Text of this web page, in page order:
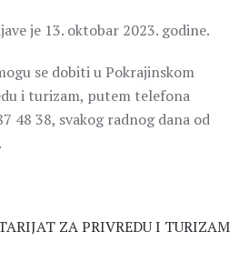
je 13. oktobar 2023. godine.
se dobiti u Pokrajinskom
i turizam, putem telefona
48 38, svakog radnog dana od
ZA PRIVREDU I TURIZAM